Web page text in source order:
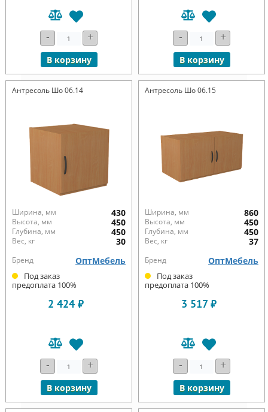
- +
В корзину
- +
В корзину
Антресоль Шо 06.14
Ширина, мм 430
Высота, мм 450
Глубина, мм 450
Вес, кг 30
Бренд ОптМебель
Под заказ
предоплата 100%
2 424 ₽
- +
В корзину
Антресоль Шо 06.15
Ширина, мм 860
Высота, мм 450
Глубина, мм 450
Вес, кг 37
Бренд ОптМебель
Под заказ
предоплата 100%
3 517 ₽
- +
В корзину